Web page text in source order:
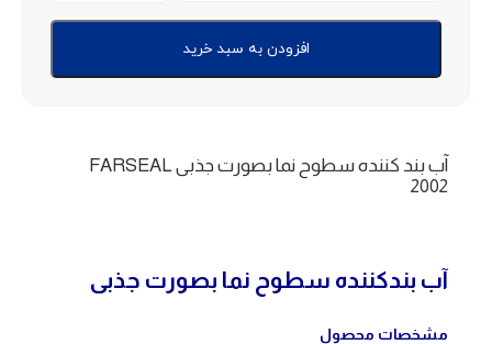
افزودن به سبد خرید
آب بند کننده سطوح نما بصورت جذبی FARSEAL
2002
آب بندکننده سطوح نما بصورت جذبی
مشخصات محصول